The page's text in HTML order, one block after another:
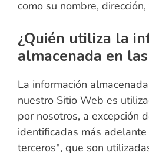
como su nombre,
¿Quién utiliza la
almacenada en
La información
nuestro Sitio Web es
por nosotros, a excepción
identificadas más
terceros", que son